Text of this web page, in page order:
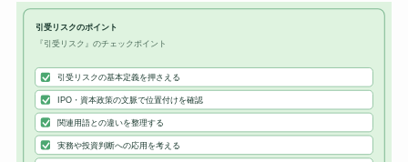
引受リスクのポイント
『引受リスク』のチェックポイント
引受リスクの基本定義を押さえる
IPO・資本政策の文脈で位置付けを確認
関連用語との違いを整理する
実務や投資判断への応用を考える